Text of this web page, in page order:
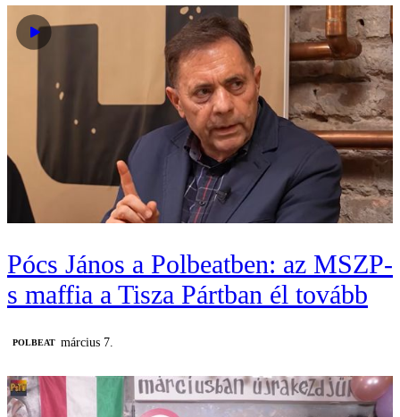
Pócs János a Polbeatben: az MSZP-
s maffia a Tisza Pártban él tovább
‎POLBEAT március 7.